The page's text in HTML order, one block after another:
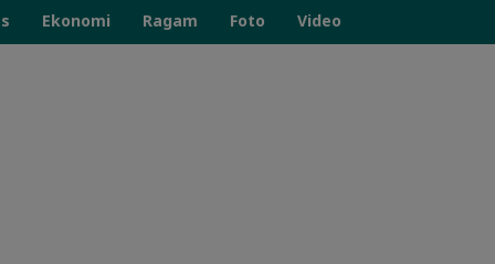
Ekonomi Ragam Foto Video